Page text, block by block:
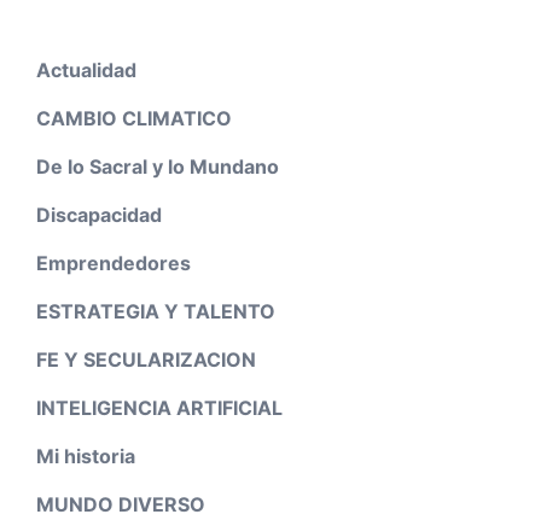
Actualidad
CAMBIO CLIMATICO
De lo Sacral y lo Mundano
Discapacidad
Emprendedores
ESTRATEGIA Y TALENTO
FE Y SECULARIZACION
INTELIGENCIA ARTIFICIAL
Mi historia
MUNDO DIVERSO